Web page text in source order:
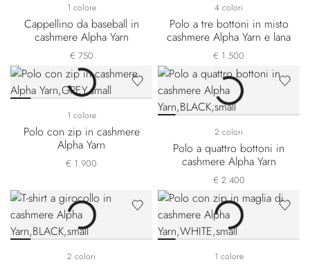
1 colore
Cappellino da baseball in
cashmere Alpha Yarn
€ 750
4 colori
Polo a tre bottoni in misto
cashmere Alpha Yarn e lana
€ 1.500
1 colore
Polo con zip in cashmere
Alpha Yarn
€ 1.900
2 colori
Polo a quattro bottoni in
cashmere Alpha Yarn
€ 2.400
2 colori 1 colore